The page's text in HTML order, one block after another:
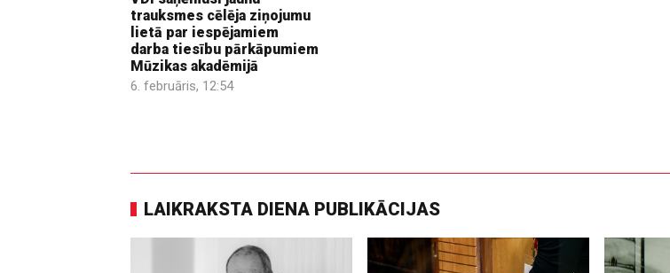
trauksmes cēlēja ziņojumu
lietā par iespējamiem
darba tiesību pārkāpumiem
Mūzikas akadēmijā
6. februāris, 12:54
LAIKRAKSTA DIENA PUBLIKĀCIJAS